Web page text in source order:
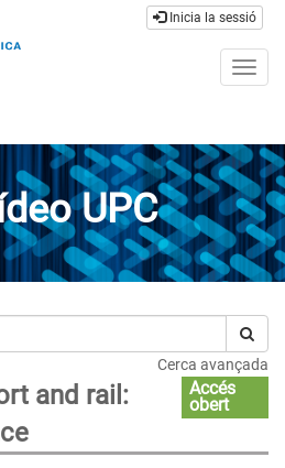
Inicia la sessió
UPC
Cerca avançada
and rail:
Accés
obert